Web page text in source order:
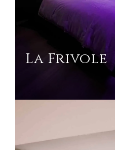
La Frivole